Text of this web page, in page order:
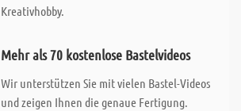
Kreativhobby.
Mehr als 70 kostenlose Bastelvideos
Wir unterstützen Sie mit vielen Bastel-Videos
und zeigen Ihnen die genaue Fertigung.